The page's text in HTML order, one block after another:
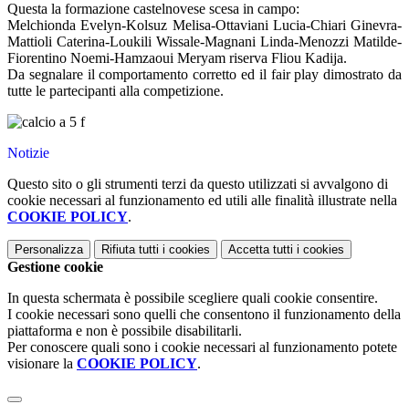
Questa la formazione castelnovese scesa in campo:
Melchionda Evelyn-Kolsuz Melisa-Ottaviani Lucia-Chiari Ginevra-
Mattioli Caterina-Loukili Wissale-Magnani Linda-Menozzi Matilde-
Fiorentino Noemi-Hamzaoui Meryam riserva Fliou Kadija.
Da segnalare il comportamento corretto ed il fair play dimostrato da
tutte le partecipanti alla competizione.
Notizie
Questo sito o gli strumenti terzi da questo utilizzati si avvalgono di
cookie necessari al funzionamento ed utili alle finalità illustrate nella
COOKIE POLICY.
Personalizza Rifiuta tutti i cookies Accetta tutti i cookies
Gestione cookie
In questa schermata è possibile scegliere quali cookie consentire.
I cookie necessari sono quelli che consentono il funzionamento della
piattaforma e non è possibile disabilitarli.
Per conoscere quali sono i cookie necessari al funzionamento potete
visionare la COOKIE POLICY.